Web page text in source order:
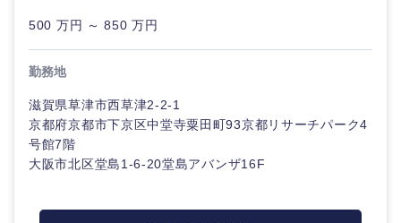
500 万円 ～ 850 万円
勤務地
滋賀県草津市西草津2-2-1
京都府京都市下京区中堂寺粟田町93京都リサーチパーク4
号館7階
大阪市北区堂島1-6-20堂島アバンザ16F